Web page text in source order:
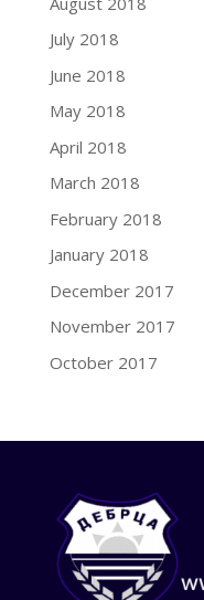
July 2018
June 2018
May 2018
April 2018
March 2018
February 2018
January 2018
December 2017
November 2017
October 2017